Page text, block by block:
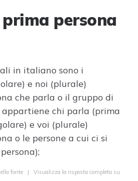
persona
in italiano sono i
e noi (plurale)
che parla o il gruppo di
appartiene chi parla (prima
e voi (plurale)
o le persone a cui ci si
fonte | Visualizza la risposta completa su